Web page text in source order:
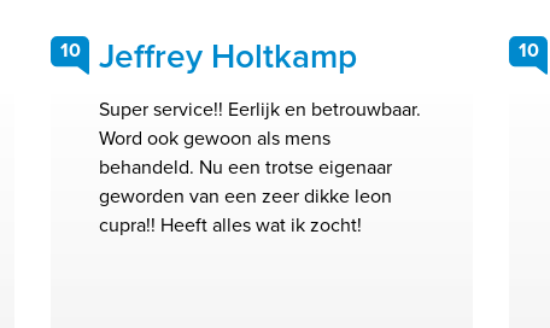
10 Jeffrey Holtkamp
Super service!! Eerlijk en betrouwbaar.
Word ook gewoon als mens
behandeld. Nu een trotse eigenaar
geworden van een zeer dikke leon
cupra!! Heeft alles wat ik zocht!
10